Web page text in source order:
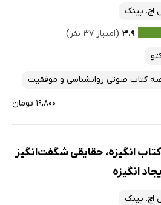
اچ. پینک
۳.۹ (امتیاز ۳۷ نفر)
کتاب صوتی روانشناسی و موفقیت
۱۹,۸۰۰ تومان
انگیزه، حقایقی شگفت‌انگیز
انگیزه
اچ. پینک